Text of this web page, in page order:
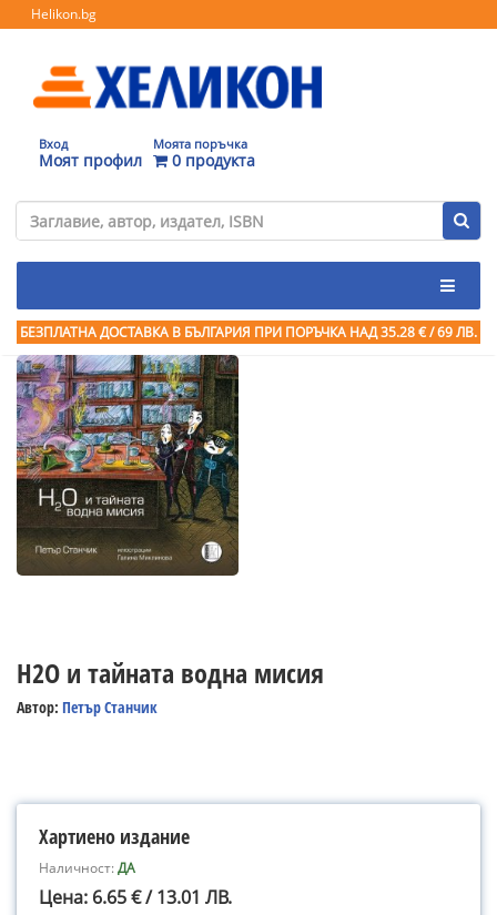
Helikon.bg
Вход
Моят профил
Моята поръчка
0 продукта
БЕЗПЛАТНА ДОСТАВКА В БЪЛГАРИЯ ПРИ ПОРЪЧКА НАД 35.28 € / 69 ЛВ.
H2O и тайната водна мисия
Автор: Петър Станчик
Хартиено издание
Наличност:ДА
Цена: 6.65 € / 13.01 ЛВ.